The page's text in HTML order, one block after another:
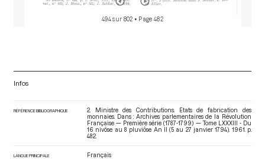
494 sur 802 • Page 482
Infos
RÉFÉRENCE BIBLIOGRAPHIQUE
2. Ministre des Contributions. Etats de fabrication des
monnaies. Dans : Archives parlementaires de la Révolution
Française — Première série (1787-1799) — Tome LXXXIII - Du
16 nivôse au 8 pluviôse An II (5 au 27 janvier 1794) . 1961. p.
482.
LANGUE PRINCIPALE Français